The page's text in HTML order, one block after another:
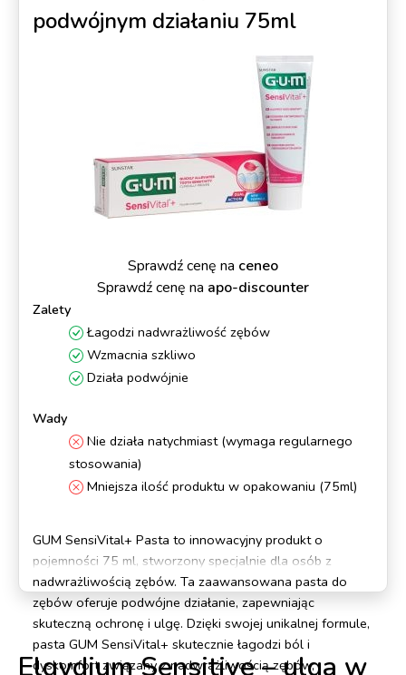
podwójnym działaniu 75ml
Zalety
Łagodzi nadwrażliwość zębów
Wzmacnia szkliwo
Działa podwójnie
Wady
Nie działa natychmiast (wymaga regularnego
stosowania)
Mniejsza ilość produktu w opakowaniu (75ml)
GUM SensiVital+ Pasta to innowacyjny produkt o
pojemności 75 ml, stworzony specjalnie dla osób z
nadwrażliwością zębów. Ta zaawansowana pasta do
zębów oferuje podwójne działanie, zapewniając
skuteczną ochronę i ulgę. Dzięki swojej unikalnej formule,
pasta GUM SensiVital+ skutecznie łagodzi ból i
dyskomfort związany z nadwrażliwością zębów,
Sprawdź cenę na ceneo
Sprawdź cenę na apo-discounter
Elgydium Sensitive – ulga w